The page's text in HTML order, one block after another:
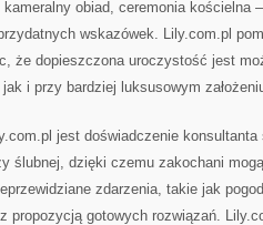
kameralny obiad, ceremonia
wskazówek. Lily.com.pl
że dopieszczona uroczystość jest
i przy bardziej luksusowym
jest doświadczenie konsultanta
ślubnej, dzięki czemu zakochani
zdarzenia, takie jak
propozycją gotowych rozwiązań.